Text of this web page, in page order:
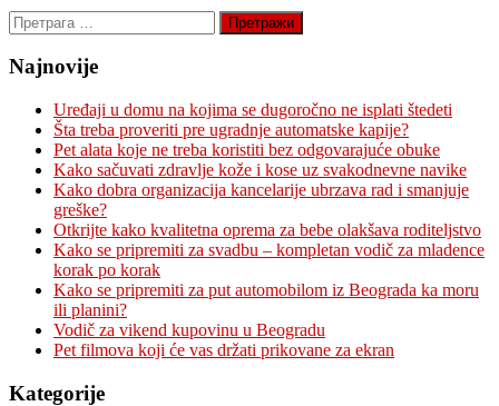
Претрага
за:
Najnovije
Uređaji u domu na kojima se dugoročno ne isplati štedeti
Šta treba proveriti pre ugradnje automatske kapije?
Pet alata koje ne treba koristiti bez odgovarajuće obuke
Kako sačuvati zdravlje kože i kose uz svakodnevne navike
Kako dobra organizacija kancelarije ubrzava rad i smanjuje
greške?
Otkrijte kako kvalitetna oprema za bebe olakšava roditeljstvo
Kako se pripremiti za svadbu – kompletan vodič za mladence
korak po korak
Kako se pripremiti za put automobilom iz Beograda ka moru
ili planini?
Vodič za vikend kupovinu u Beogradu
Pet filmova koji će vas držati prikovane za ekran
Kategorije